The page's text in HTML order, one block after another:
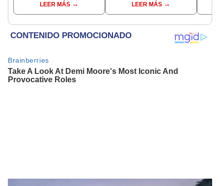
conoce las fechas de
depósito
LEER MÁS
EjecutivoLEER MÁS